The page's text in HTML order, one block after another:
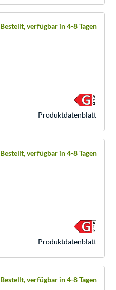
Bestellt, verfügbar in 4-8 Tagen
Produkt­datenblatt
Bestellt, verfügbar in 4-8 Tagen
Produkt­datenblatt
Bestellt, verfügbar in 4-8 Tagen